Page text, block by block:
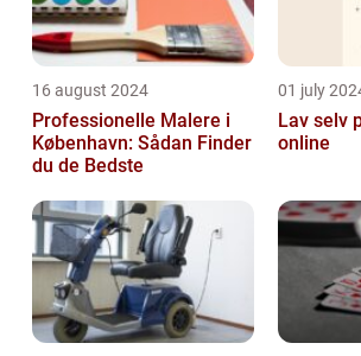
16 august 2024
Professionelle Malere i
København: Sådan Finder
du de Bedste
01 july
Lav selv
online